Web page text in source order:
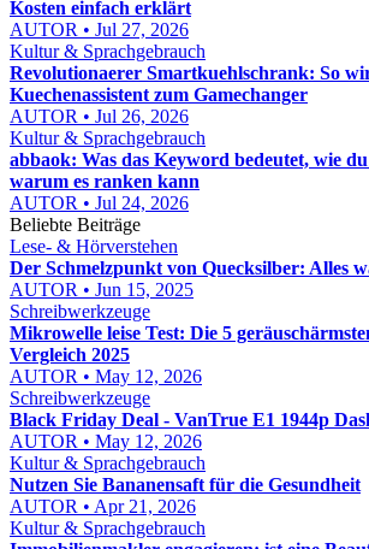
Kosten einfach erklärt
AUTOR • Jul 27, 2026
Kultur & Sprachgebrauch
Revolutionaerer Smartkuehlschrank: So
Kuechenassistent zum Gamechanger
AUTOR • Jul 26, 2026
Kultur & Sprachgebrauch
abbaok: Was das Keyword bedeutet, wie
warum es ranken kann
AUTOR • Jul 24, 2026
Beliebte Beiträge
Lese- & Hörverstehen
Der Schmelzpunkt von Quecksilber: Alles
AUTOR • Jun 15, 2025
Schreibwerkzeuge
Mikrowelle leise Test: Die 5
Vergleich 2025
AUTOR • May 12, 2026
Schreibwerkzeuge
Black Friday Deal - VanTrue E1 1944p
AUTOR • May 12, 2026
Kultur & Sprachgebrauch
Nutzen Sie Bananensaft für die Gesundheit
AUTOR • Apr 21, 2026
Kultur & Sprachgebrauch